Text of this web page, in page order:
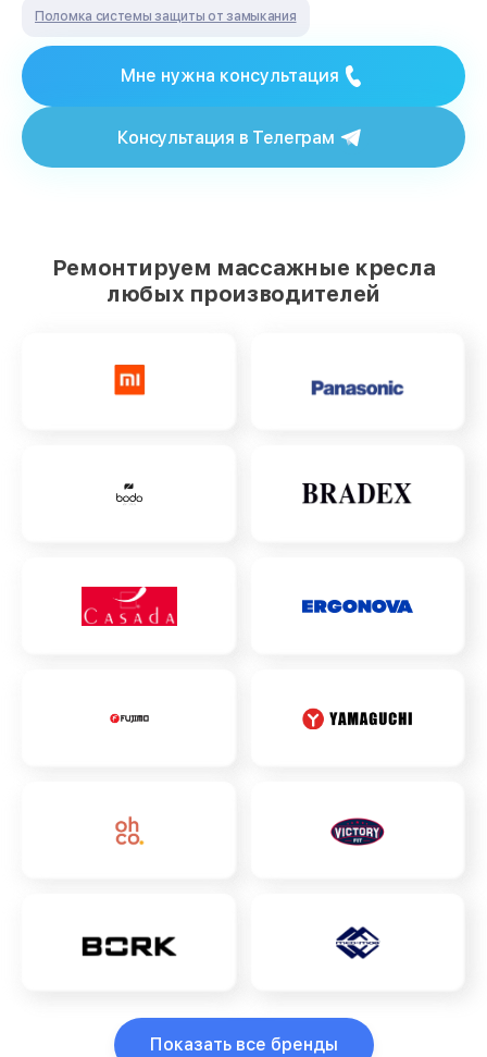
Поломка системы защиты от замыкания
Мне нужна консультация
Консультация в Телеграм
Ремонтируем массажные кресла
любых производителей
Показать все бренды